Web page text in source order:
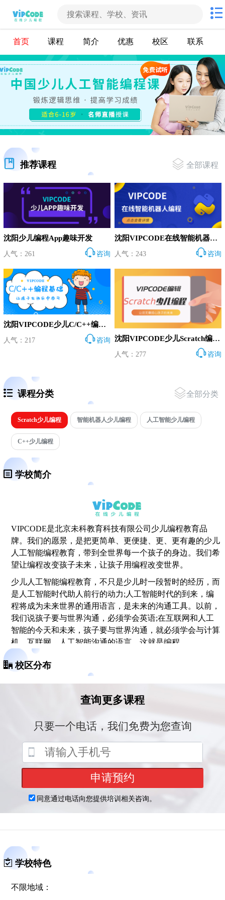
首页 课程 简介 优惠 校区 联系
推荐课程 全部课程
沈阳少儿编程App趣味开发
人气：261 咨询
沈阳VIPCODE在线智能机器人编程班
人气：243 咨询
沈阳VIPCODE少儿C/C++编程基础培训班
人气：217 咨询 沈阳VIPCODE少儿Scratch编程培训
人气：277 咨询
课程分类 全部分类
Scratch少儿编程 智能机器人少儿编程 人工智能少儿编程
C++少儿编程
学校简介
VIPCODE是北京未科教育科技有限公司 少儿编程教育品
牌。我们的愿景，是把更简单、更便捷、更、更有趣的少儿
人工智能编程教育，带到全世界每一个孩子的身边。我们希
望让编程改变孩子未来，让孩子用编程改变世界。
少儿人工智能编程教育，不只是少儿时一段暂时的经历，而
是人工智能时代助人前行的动力;人工智能时代的到来，编
程将成为未来世界的通用语言，是未来的沟通工具。以前，
我们说孩子要与世界沟通，必须学会英语;在互联网和人工
智能的今天和未来，孩子要与世界沟通，就必须学会与计算
机、互联网、人工智能沟通的语言，这就是编程。
为了让更多的孩子从小就能学习编程，VIPCODE邀请来自
名企好的学校的老师进行教学教研，自主研发五屏双系统互
动学习平台，依靠累积12年的业内经验做出有效有用有趣的
编程课，并提供优质贴心的课程服务，获得了家长、学生和
曾先后获得，腾讯网“年度影响力在线教育品牌”，网易“年
我们希望用编程改变孩子未来，让孩子用编程改变世界!
校区分布
学校特色
不限地域：